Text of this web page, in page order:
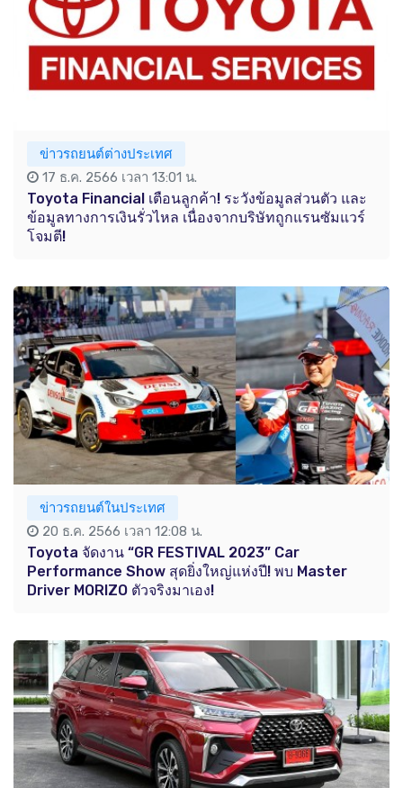
ข่าวรถยนต์ต่างประเทศ
17 ธ.ค. 2566 เวลา 13:01 น.
Toyota Financial เตือนลูกค้า! ระวังข้อมูลส่วนตัว และ
ข้อมูลทางการเงินรั่วไหล เนื่องจากบริษัทถูกแรนซัมแวร์
โจมตี!
ข่าวรถยนต์ในประเทศ
20 ธ.ค. 2566 เวลา 12:08 น.
Toyota จัดงาน “GR FESTIVAL 2023” Car
Performance Show สุดยิ่งใหญ่แห่งปี! พบ Master
Driver MORIZO ตัวจริงมาเอง!